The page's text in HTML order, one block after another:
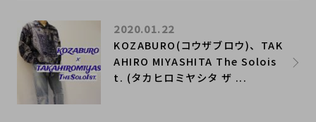
KOZABURO(コウザブロウ)、TAK
AHIRO MIYASHITA The Solois
t. (タカヒロミヤシタ ザ ...
2020.01.22